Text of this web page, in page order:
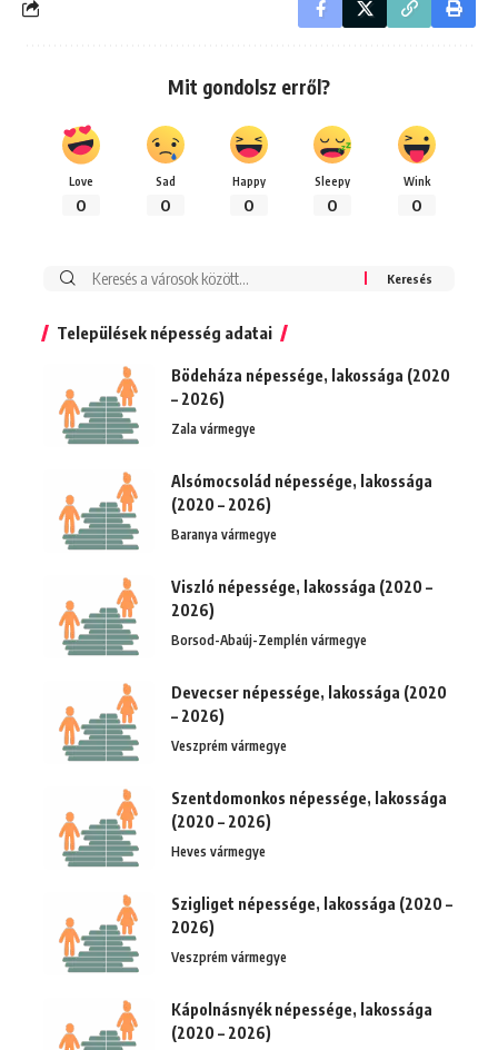
Mit gondolsz erről?
Love
0
Sad
0
Happy
0
Sleepy
0
Wink
0
Keresés:
Települések népesség adatai
Bödeháza népessége, lakossága (2020
– 2026)
Zala vármegye
Alsómocsolád népessége, lakossága
(2020 – 2026)
Baranya vármegye
Viszló népessége, lakossága (2020 –
2026)
Borsod-Abaúj-Zemplén vármegye
Devecser népessége, lakossága (2020
– 2026)
Veszprém vármegye
Szentdomonkos népessége, lakossága
(2020 – 2026)
Heves vármegye
Szigliget népessége, lakossága (2020 –
2026)
Veszprém vármegye
Kápolnásnyék népessége, lakossága
(2020 – 2026)